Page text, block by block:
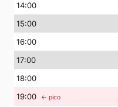
14:00
15:00
16:00
17:00
18:00
19:00 ← pico